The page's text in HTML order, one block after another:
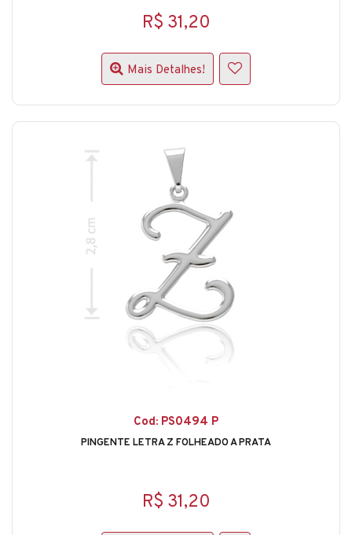
R$ 31,20
Mais Detalhes!
Cod: PS0494 P
PINGENTE LETRA Z FOLHEADO A PRATA
R$ 31,20